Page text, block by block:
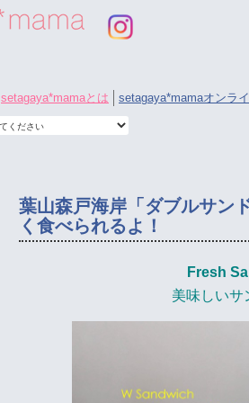
setagaya*mamaとは setagaya*mamaオンラ
葉山森戸海岸「ダブルサン
く食べられるよ！
Fresh
美味しいサ